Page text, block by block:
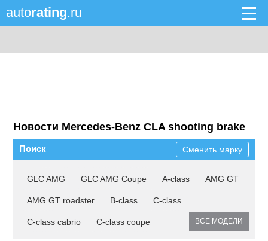
autorating.ru
Новости Mercedes-Benz CLA shooting brake
Поиск Сменить марку
GLC AMG GLC AMG Coupe A-class AMG GT
AMG GT roadster B-class C-class
C-class cabrio C-class coupe ВСЕ МОДЕЛИ